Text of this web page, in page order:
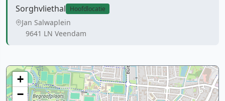
Sorghvliethal Hoofdlocatie
Jan Salwaplein
9641 LN Veendam
+
−